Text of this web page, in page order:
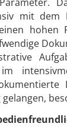
mit dem
hohen